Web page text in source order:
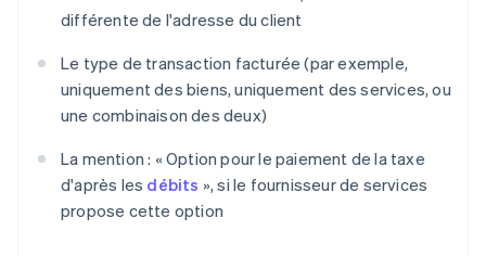
différente de l'adresse du client
Le type de transaction facturée (par exemple,
uniquement des biens, uniquement des services, ou
une combinaison des deux)
La mention : « Option pour le paiement de la taxe
d'après les débits », si le fournisseur de services
propose cette option